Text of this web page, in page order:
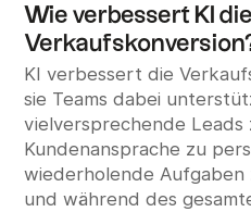
Wie verbessert KI die
KI verbessert die
sie Teams dabei
vielversprechende Leads
Kundenansprache zu
wiederholende Aufgaben
und während des